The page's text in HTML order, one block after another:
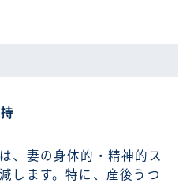
、妻の身体的・精神的ス
します。特に、産後うつ